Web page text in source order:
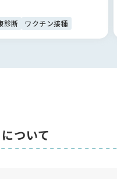
診断 ワクチン接種
ついて